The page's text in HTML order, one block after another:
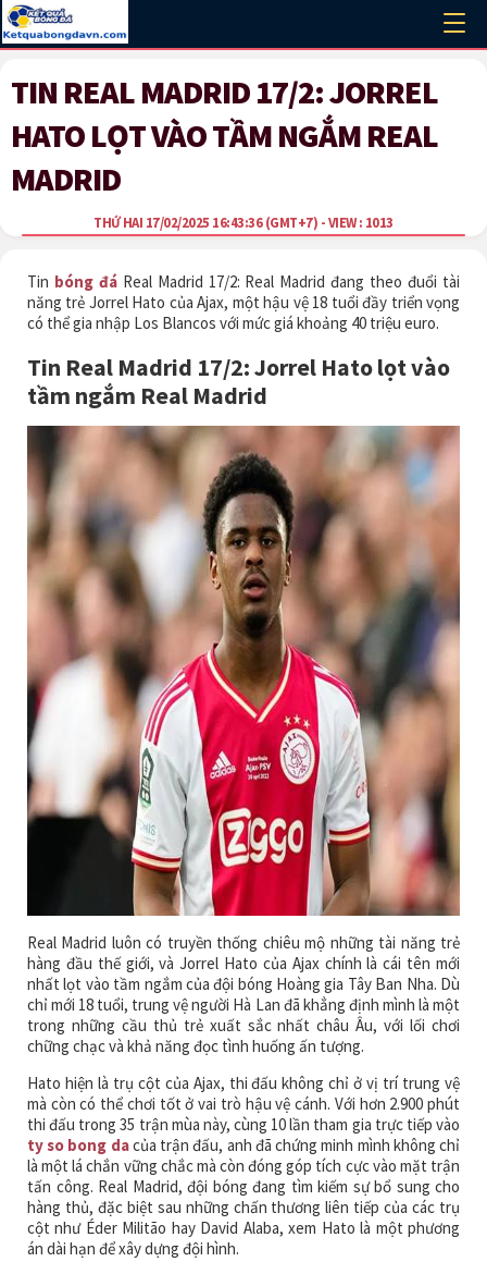
TIN REAL MADRID 17/2: JORREL
HATO LỌT VÀO TẦM NGẮM REAL
MADRID
THỨ HAI 17/02/2025 16:43:36(GMT+7) - VIEW : 1013
Tin bóng đáReal Madrid 17/2: Real Madrid đang theo đuổi tài
năng trẻ Jorrel Hato của Ajax, một hậu vệ 18 tuổi đầy triển vọng
có thể gia nhập Los Blancos với mức giá khoảng 40 triệu euro.
Tin Real Madrid 17/2: Jorrel Hato lọt vào
tầm ngắm Real Madrid
Real Madrid luôn có truyền thống chiêu mộ những tài năng trẻ
hàng đầu thế giới, và Jorrel Hato của Ajax chính là cái tên mới
nhất lọt vào tầm ngắm của đội bóng Hoàng gia Tây Ban Nha. Dù
chỉ mới 18 tuổi, trung vệ người Hà Lan đã khẳng định mình là một
trong những cầu thủ trẻ xuất sắc nhất châu Âu, với lối chơi
chững chạc và khả năng đọc tình huống ấn tượng.
Hato hiện là trụ cột của Ajax, thi đấu không chỉ ở vị trí trung vệ
mà còn có thể chơi tốt ở vai trò hậu vệ cánh. Với hơn 2.900 phút
thi đấu trong 35 trận mùa này, cùng 10 lần tham gia trực tiếp vào
ty so bong dacủa trận đấu, anh đã chứng minh mình không chỉ
là một lá chắn vững chắc mà còn đóng góp tích cực vào mặt trận
tấn công. Real Madrid, đội bóng đang tìm kiếm sự bổ sung cho
hàng thủ, đặc biệt sau những chấn thương liên tiếp của các trụ
cột như Éder Militão hay David Alaba, xem Hato là một phương
án dài hạn để xây dựng đội hình.